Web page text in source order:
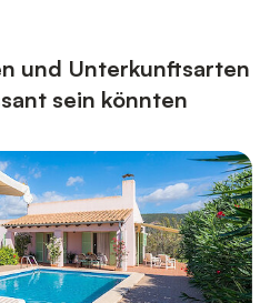
und Unterkunftsarten
sein könnten